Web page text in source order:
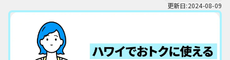
更新日:2024-08-09